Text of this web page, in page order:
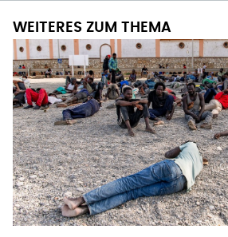
WEITERES ZUM THEMA